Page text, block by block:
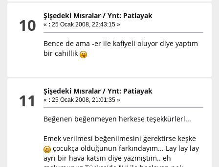
10 Şişedeki Mısralar /Ynt: Patiayak
« : 25 Ocak 2008, 22:43:15 »
Bence de ama -er ile kafiyeli oluyor diye yaptım
bir cahillik
11 Şişedeki Mısralar /Ynt: Patiayak
« : 25 Ocak 2008, 21:01:35 »
Beğenen beğenmeyen herkese teşekkürlerl...
Emek verilmesi beğenilmesini gerektirse keşke
çocukça olduğunun farkındayım... Lay lay lay
ayrı bir hava katsın diye yazmıştım.. eh